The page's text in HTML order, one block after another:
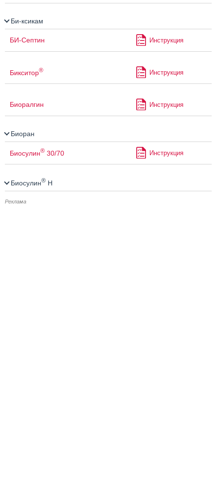
Би-ксикам
БИ-Септин Инструкция
Бикситор® Инструкция
Биоралгин Инструкция
Биоран
Биосулин® 30/70 Инструкция
Биосулин® Н
Реклама